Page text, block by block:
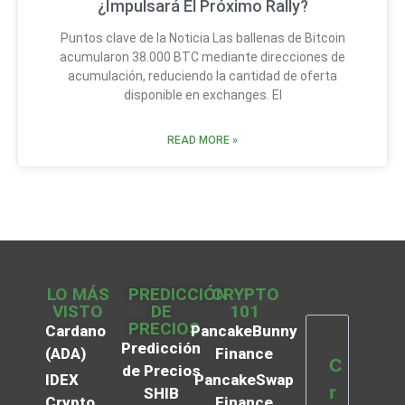
¿Impulsará El Próximo Rally?
Puntos clave de la Noticia Las ballenas de Bitcoin
acumularon 38.000 BTC mediante direcciones de
acumulación, reduciendo la cantidad de oferta
disponible en exchanges. El
READ MORE »
LO MÁS
VISTO
Cardano
(ADA)
IDEX
PREDICCIÓN
DE
PRECIOS
Predicción
de Precios
SHIB
CRYPTO
101
PancakeBunny
Finance
PancakeSwap
C
r